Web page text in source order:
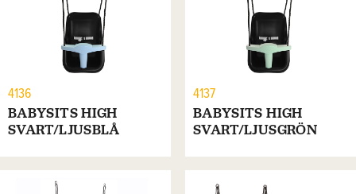
4136
BABYSITS HIGH
SVART/LJUSBLÅ
4137
BABYSITS HIGH
SVART/LJUSGRÖN